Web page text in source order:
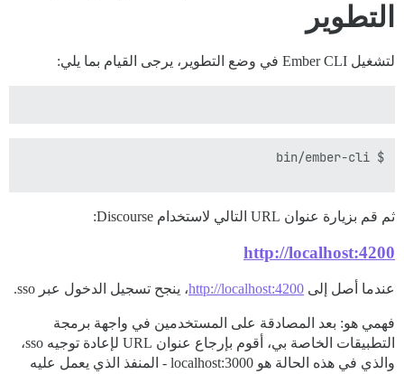
التطوير
لتشغيل Ember CLI في وضع التطوير، يرجى القيام بما يلي:
ثم قم بزيارة عنوان URL التالي لاستخدام Discourse:
http://localhost:4200
عندما أصل إلى http://localhost:4200، ينجح تسجيل الدخول عبر sso.
فهمي هو: بعد المصادقة على المستخدمين في واجهة برمجة
التطبيقات الخاصة بي، أقوم بإرجاع عنوان URL لإعادة توجيه sso،
والذي في هذه الحالة هو localhost:3000 - المنفذ الذي يعمل عليه